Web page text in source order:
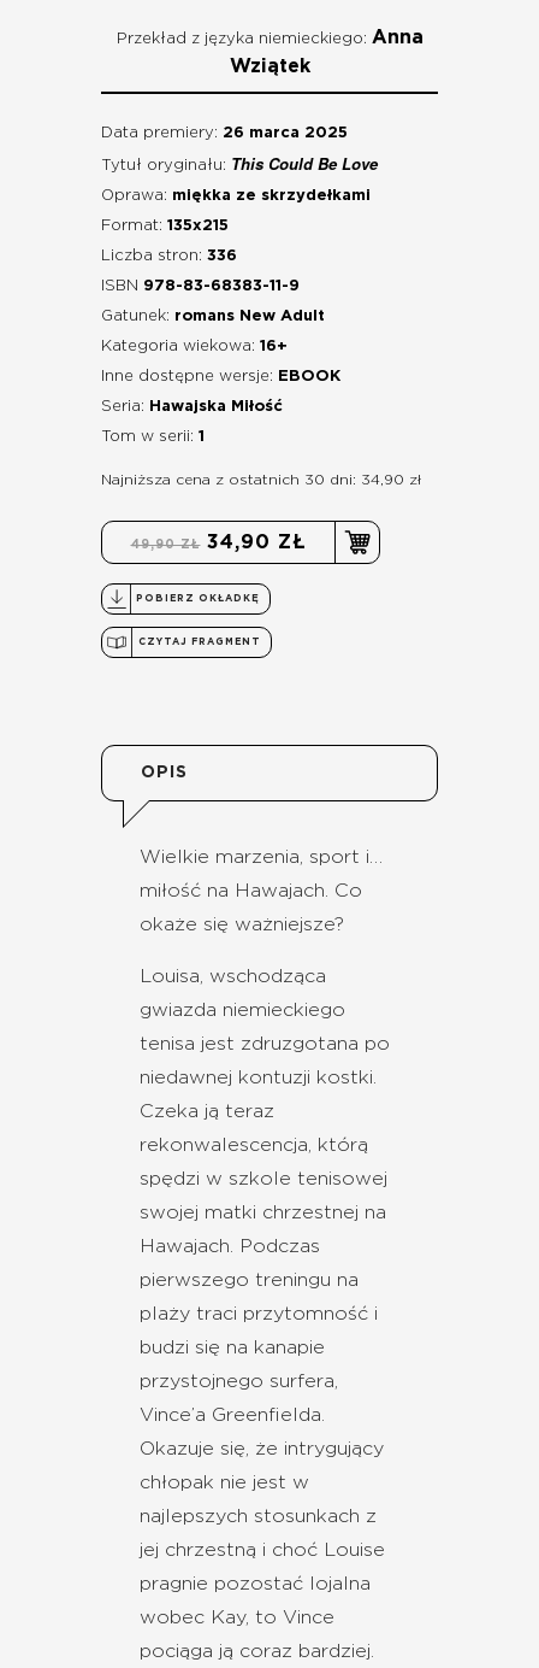
Przekład z języka niemieckiego: Anna
Wziątek
Data premiery: 26 marca 2025
Tytuł oryginału: This Could Be Love
Oprawa: miękka ze skrzydełkami
Format: 135x215
Liczba stron: 336
ISBN 978-83-68383-11-9
Gatunek: romans New Adult
Kategoria wiekowa: 16+
Inne dostępne wersje:
EBOOK
Seria:
Hawajska Miłość
Tom w serii: 1
Najniższa cena z ostatnich 30 dni: 34,90 zł
49,90 ZŁ 34,90 ZŁ
POBIERZ OKŁADKĘ
CZYTAJ FRAGMENT
OPIS
Wielkie marzenia, sport i…
miłość na Hawajach. Co
okaże się ważniejsze?
Louisa, wschodząca
gwiazda niemieckiego
tenisa jest zdruzgotana po
niedawnej kontuzji kostki.
Czeka ją teraz
rekonwalescencja, którą
spędzi w szkole tenisowej
swojej matki chrzestnej na
Hawajach. Podczas
pierwszego treningu na
plaży traci przytomność i
budzi się na kanapie
przystojnego surfera,
Vince’a Greenfielda.
Okazuje się, że intrygujący
chłopak nie jest w
najlepszych stosunkach z
jej chrzestną i choć Louise
pragnie pozostać lojalna
wobec Kay, to Vince
pociąga ją coraz bardziej.